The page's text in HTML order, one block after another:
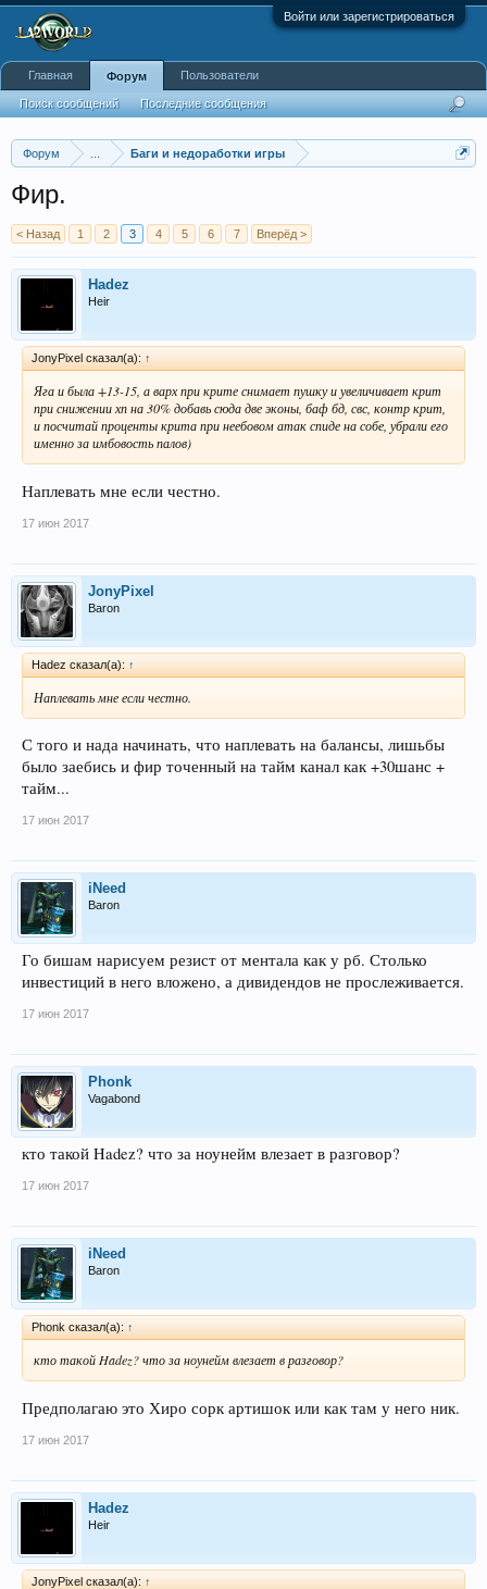
Войти или зарегистрироваться
Форум Баги и недоработки игры
Фир.
< Назад 1 2 3 4 5 6 7 Вперёд >
Hadez
Heir
JonyPixel сказал(а): ↑
Яга и была +13-15, а варх при крите снимает пушку и увеличивает крит
при снижении хп на 30% добавь сюда две эконы, баф бд, свс, контр крит,
и посчитай проценты крита при неебовом атак спиде на собе, убрали его
именно за имбовость палов)
Наплевать мне если честно.
17 июн 2017
JonyPixel
Baron
Hadez сказал(а): ↑
Наплевать мне если честно.
С того и нада начинать, что наплевать на балансы, лишьбы
было заебись и фир точенный на тайм канал как +30шанс +
тайм...
17 июн 2017
iNeed
Baron
Го бишам нарисуем резист от ментала как у рб. Столько
инвестиций в него вложено, а дивидендов не прослеживается.
17 июн 2017
Phonk
Vagabond
кто такой Hadez? что за ноунейм влезает в разговор?
17 июн 2017
iNeed
Baron
Phonk сказал(а): ↑
кто такой Hadez? что за ноунейм влезает в разговор?
Предполагаю это Хиро сорк артишок или как там у него ник.
17 июн 2017
Hadez
Heir
JonyPixel сказал(а): ↑
Главная Форум
Поиск сообщений Последние сообщения
Пользователи